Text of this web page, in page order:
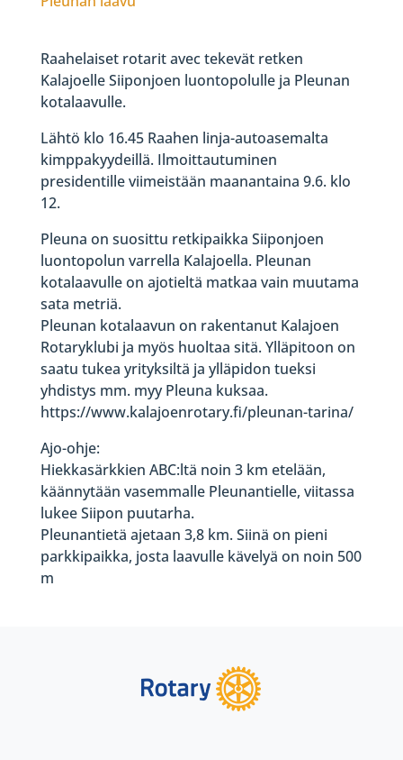
Raahelaiset rotarit avec tekevät retken
Kalajoelle Siiponjoen luontopolulle ja Pleunan
kotalaavulle.
Lähtö klo 16.45 Raahen linja-autoasemalta
kimppakyydeillä. Ilmoittautuminen
presidentille viimeistään maanantaina 9.6. klo
12.
Pleuna on suosittu retkipaikka Siiponjoen
luontopolun varrella Kalajoella. Pleunan
kotalaavulle on ajotieltä matkaa vain muutama
sata metriä.
Pleunan kotalaavun on rakentanut Kalajoen
Rotaryklubi ja myös huoltaa sitä. Ylläpitoon on
saatu tukea yrityksiltä ja ylläpidon tueksi
yhdistys mm. myy Pleuna kuksaa.
https://www.kalajoenrotary.fi/pleunan-tarina/
Ajo-ohje:
Hiekkasärkkien ABC:ltä noin 3 km etelään,
käännytään vasemmalle Pleunantielle, viitassa
lukee Siipon puutarha.
Pleunantietä ajetaan 3,8 km. Siinä on pieni
parkkipaikka, josta laavulle kävelyä on noin 500
m